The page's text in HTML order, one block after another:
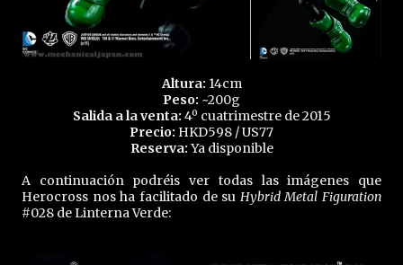
Altura: 14cm
Peso: ~200g
Salida a la venta: 4º cuatrimestre de 2015
Precio: HKD598 / US77
Reserva: Ya disponible
A continuación podréis ver todas las imágenes que
Herocross nos ha facilitado de su Hybrid Metal Figuration
#028 de Linterna Verde: